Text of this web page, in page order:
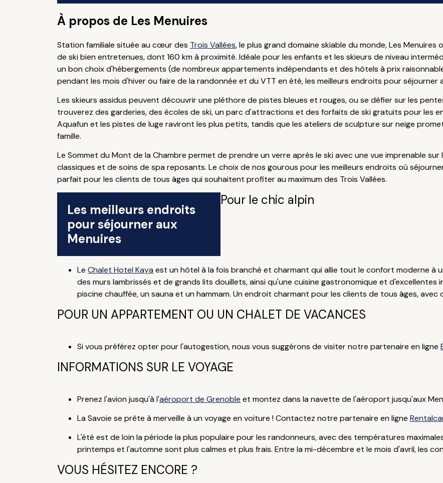
À propos de Les Menuires
Station familiale située au cœur des Trois Vallées, le plus grand domaine skiable du monde, Les
de ski bien entretenues, dont 160 km à proximité. Idéale pour les enfants et les skieurs de niveau
un bon choix d'hébergements (de nombreux appartements indépendants et des hôtels à prix
pendant les mois d'hiver ou faire de la randonnée et du VTT en été, les meilleurs endroits pour séjourner
Les skieurs assidus peuvent découvrir une pléthore de pistes bleues et rouges, ou se défier sur les
trouverez des garderies, des écoles de ski, un parc d'attractions et des forfaits de ski gratuits pour les
Aquafun et les pistes de luge raviront les plus petits, tandis que les ateliers de sculpture sur neige
famille.
Le Sommet du Mont de la Chambre permet de prendre un verre après le ski avec une vue imprenable
classiques et de soins de spa reposants. Le choix de nos gourous pour les meilleurs endroits où
parfait pour les clients de tous âges qui souhaitent profiter au maximum des Trois Vallées.
Les meilleurs endroits
pour séjourner aux
Menuires
Pour le chic alpin
Le Chalet Hotel Kaya est un hôtel à la fois branché et charmant qui allie tout le confort moderne à
des murs lambrissés et de grands lits douillets, ainsi qu'une cuisine gastronomique et
piscine chauffée, un sauna et un hammam. Un endroit charmant pour les clients de tous âges, avec
POUR UN APPARTEMENT OU UN CHALET DE VACANCES
Si vous préférez opter pour l'autogestion, nous vous suggérons de visiter notre partenaire en ligne
INFORMATIONS SUR LE VOYAGE
Prenez l'avion jusqu'à l'aéroport de Grenoble et montez dans la navette de l'aéroport jusqu'aux
La Savoie se prête à merveille à un voyage en voiture ! Contactez notre partenaire en ligne
L'été est de loin la période la plus populaire pour les randonneurs, avec des températures
printemps et l'automne sont plus calmes et plus frais. Entre la mi-décembre et le mois d'avril, les
VOUS HÉSITEZ ENCORE ?